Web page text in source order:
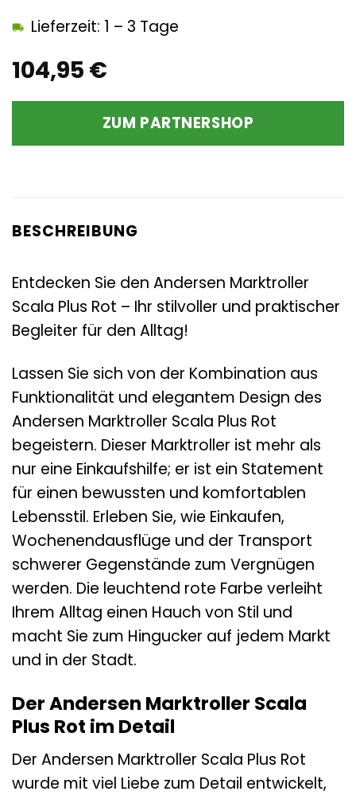
104,95 €
Lieferzeit: 1 – 3 Tage
ZUM PARTNERSHOP
BESCHREIBUNG
Entdecken Sie den Andersen Marktroller
Scala Plus Rot – Ihr stilvoller und praktischer
Begleiter für den Alltag!
Lassen Sie sich von der Kombination aus
Funktionalität und elegantem Design des
Andersen Marktroller Scala Plus Rot
begeistern. Dieser Marktroller ist mehr als
nur eine Einkaufshilfe; er ist ein Statement
für einen bewussten und komfortablen
Lebensstil. Erleben Sie, wie Einkaufen,
Wochenendausflüge und der Transport
schwerer Gegenstände zum Vergnügen
werden. Die leuchtend rote Farbe verleiht
Ihrem Alltag einen Hauch von Stil und
macht Sie zum Hingucker auf jedem Markt
und in der Stadt.
Der Andersen Marktroller Scala
Plus Rot im Detail
Der Andersen Marktroller Scala Plus Rot
wurde mit viel Liebe zum Detail entwickelt,